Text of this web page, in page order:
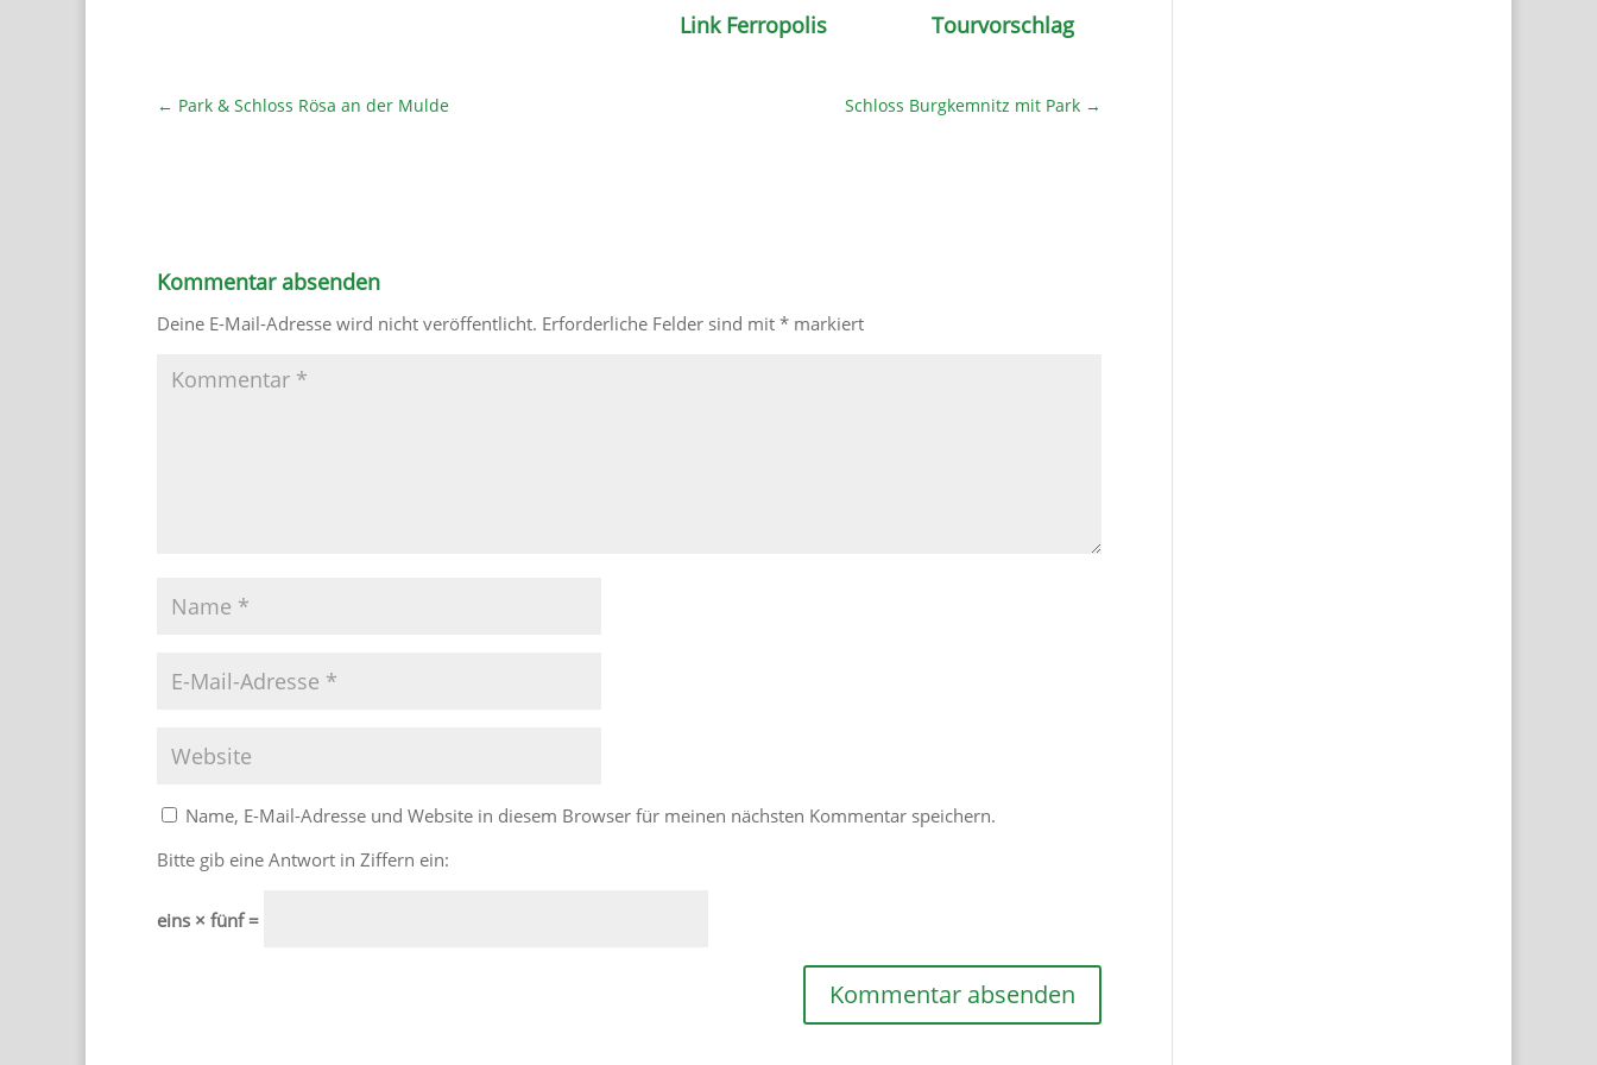
Link Ferropolis Tourvorschlag
← Park & Schloss Rösa an der Mulde Schloss Burgkemnitz mit Park →
Kommentar absenden
Deine E-Mail-Adresse wird nicht veröffentlicht. Erforderliche Felder sind mit * markiert
Name, E-Mail-Adresse und Website in diesem Browser für meinen nächsten Kommentar speichern.
Bitte gib eine Antwort in Ziffern ein:
eins × fünf =